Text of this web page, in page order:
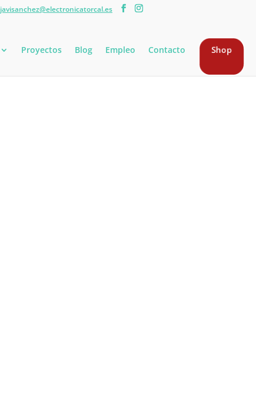
javisanchez@electronicatorcal.es
Proyectos Blog Empleo Contacto Shop